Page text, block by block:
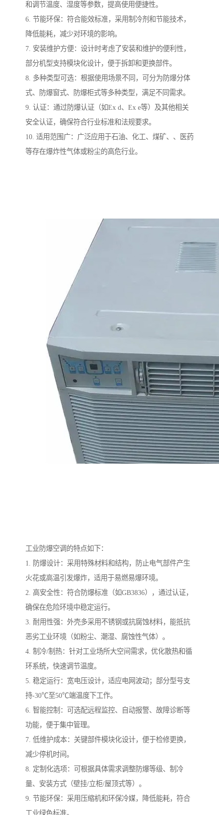
和调节温度、湿度等参数，提高使用便捷性。
6. 节能环保：符合能效标准，采用制冷剂和节能技术，
降低能耗，减少对环境的影响。
7. 安装维护方便：设计时考虑了安装和维护的便利性，
部分机型支持模块化设计，便于拆卸和更换部件。
8. 多种类型可选：根据使用场景不同，可分为防爆分体
式、防爆窗式、防爆柜式等多种类型，满足不同需求。
9. 认证：通过防爆认证（如Ex d、Ex e等）及其他相关
安全认证，确保符合行业标准和法规要求。
10. 适用范围广：广泛应用于石油、化工、煤矿、、医药
等存在爆炸性气体或粉尘的高危行业。
工业防爆空调的特点如下：
1. 防爆设计：采用特殊材料和结构，防止电气部件产生
火花或高温引发爆炸，适用于易燃易爆环境。
2. 高安全性：符合防爆标准（如GB3836），通过认证，
确保在危险环境中稳定运行。
3. 耐用性强：外壳多采用不锈钢或抗腐蚀材料，能抵抗
恶劣工业环境（如粉尘、潮湿、腐蚀性气体）。
4. 制冷/制热：针对工业场所大空间需求，优化散热和循
环系统，快速调节温度。
5. 稳定运行：宽电压设计，适应电网波动；部分型号支
持-30℃至50℃端温度下工作。
6. 智能控制：可选配远程监控、自动报警、故障诊断等
功能，便于集中管理。
7. 低维护成本：关键部件模块化设计，便于检修更换，
减少停机时间。
8. 定制化选项：可根据具体需求调整防爆等级、制冷
量、安装方式（壁挂/立柜/屋顶式等）。
9. 节能环保：采用压缩机和环保冷媒，降低能耗，符合
工业绿色标准。